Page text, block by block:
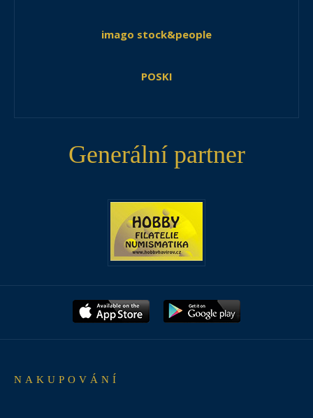
imago stock&people
POSKI
Generální partner
NAKUPOVÁNÍ